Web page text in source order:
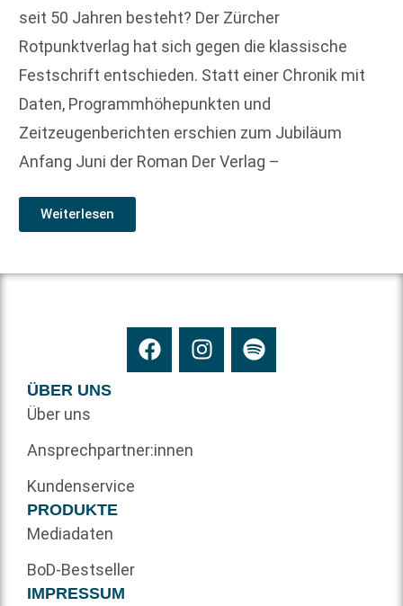
seit 50 Jahren besteht? Der Zürcher
Rotpunktverlag hat sich gegen die klassische
Festschrift entschieden. Statt einer Chronik mit
Daten, Programmhöhepunkten und
Zeitzeugenberichten erschien zum Jubiläum
Anfang Juni der Roman Der Verlag –
Weiterlesen
ÜBER UNS
Über uns
Ansprechpartner:innen
Kundenservice
PRODUKTE
Mediadaten
BoD-Bestseller
IMPRESSUM